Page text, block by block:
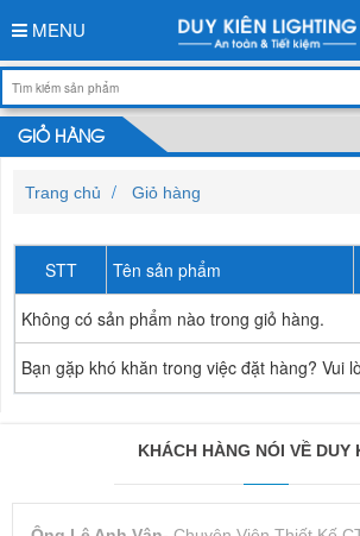
MENU
GIỎ HÀNG
Trang chủ Giỏ hàng
STT Tên sản phẩm
Không có sản phẩm nào trong giỏ hàng.
Bạn gặp khó khăn trong việc đặt hàng?
KHÁCH HÀNG NÓI VỀ DUY